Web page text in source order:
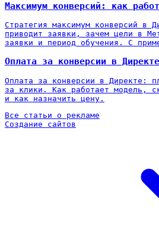
Максимум конверсий: как
Стратегия максимум конверсий в
приводит заявки, зачем цели в
заявки и период обучения. С
Оплата за конверсии в Директе
Оплата за конверсии в Директе:
за клики. Как работает модель,
и как назначить цену.
Все статьи о рекламе
Создание сайтов